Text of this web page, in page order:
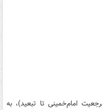
امام‌خمینی تا تبعید)، به